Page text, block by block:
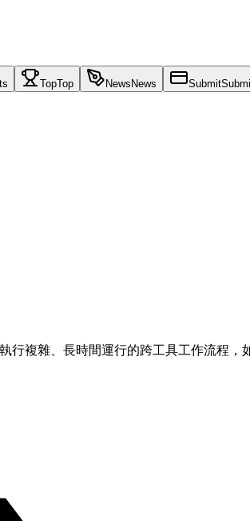
TopTop News News Submit
行複雜、長時間運行的跨工具工作流程